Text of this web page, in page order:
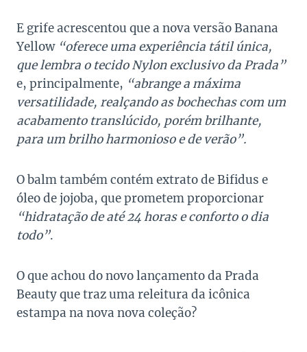
E grife acrescentou que a nova versão Banana
Yellow “oferece uma experiência tátil única,
que lembra o tecido Nylon exclusivo da Prada”
e, principalmente, “abrange a máxima
versatilidade, realçando as bochechas com um
acabamento translúcido, porém brilhante,
para um brilho harmonioso e de verão”.
O balm também contém extrato de Bifidus e
óleo de jojoba, que prometem proporcionar
“hidratação de até 24 horas e conforto o dia
todo”.
O que achou do novo lançamento da Prada
Beauty que traz uma releitura da icônica
estampa na nova nova coleção?